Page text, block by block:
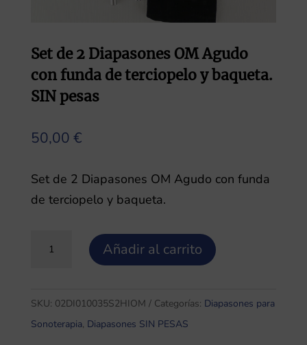
Set de 2 Diapasones OM Agudo
con funda de terciopelo y baqueta.
SIN pesas
50,00 €
Set de 2 Diapasones OM Agudo con funda
de terciopelo y baqueta.
Diapasones
OM
Añadir al carrito
SKU: 02DI010035S2HIOM Categorías: Diapasones para
Sonoterapia, Diapasones SIN PESAS